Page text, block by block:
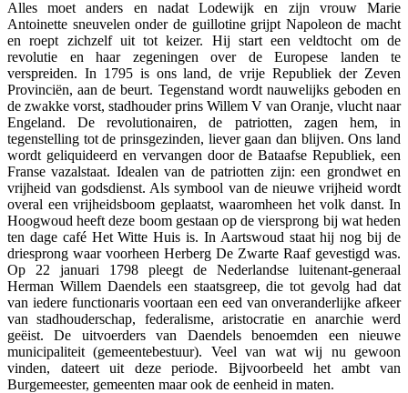
Alles moet anders en nadat Lodewijk en zijn vrouw Marie
Antoinette sneuvelen onder de guillotine grijpt Napoleon de macht
en roept zichzelf uit tot keizer. Hij start een veldtocht om de
revolutie en haar zegeningen over de Europese landen te
verspreiden. In 1795 is ons land, de vrije Republiek der Zeven
Provinciën, aan de beurt. Tegenstand wordt nauwelijks geboden en
de zwakke vorst, stadhouder prins Willem V van Oranje, vlucht naar
Engeland. De revolutionairen, de patriotten, zagen hem, in
tegenstelling tot de prinsgezinden, liever gaan dan blijven. Ons land
wordt geliquideerd en vervangen door de Bataafse Republiek, een
Franse vazalstaat. Idealen van de patriotten zijn: een grondwet en
vrijheid van godsdienst. Als symbool van de nieuwe vrijheid wordt
overal een vrijheidsboom geplaatst, waaromheen het volk danst. In
Hoogwoud heeft deze boom gestaan op de viersprong bij wat heden
ten dage café Het Witte Huis is. In Aartswoud staat hij nog bij de
driesprong waar voorheen Herberg De Zwarte Raaf gevestigd was.
Op 22 januari 1798 pleegt de Nederlandse luitenant-generaal
Herman Willem Daendels een staatsgreep, die tot gevolg had dat
van iedere functionaris voortaan een eed van onveranderlijke afkeer
van stadhouderschap, federalisme, aristocratie en anarchie werd
geëist. De uitvoerders van Daendels benoemden een nieuwe
municipaliteit (gemeentebestuur). Veel van wat wij nu gewoon
vinden, dateert uit deze periode. Bijvoorbeeld het ambt van
Burgemeester, gemeenten maar ook de eenheid in maten.